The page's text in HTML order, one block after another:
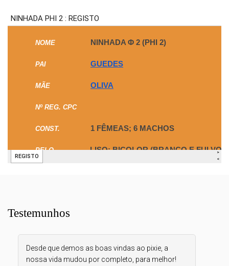
Testemunhos
Desde que demos as boas vindas ao pixie, a
nossa vida mudou por completo, para melhor!